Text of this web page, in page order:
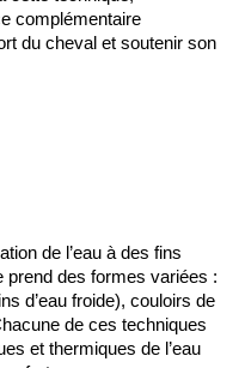
complémentaire
du cheval et soutenir son
de l’eau à des fins
prend des formes variées :
d’eau froide), couloirs de
de ces techniques
et thermiques de l’eau